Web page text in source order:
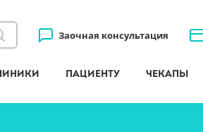
Заочная консультация
Пациенту Чекапы